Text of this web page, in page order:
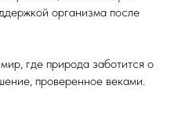
организма после
где природа заботится о
проверенное веками.